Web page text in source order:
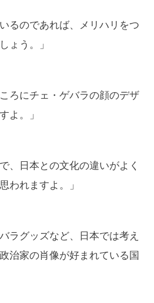
るのであれば、メリハリをつ
ょう。」
ろにチェ・ゲバラの顔のデザ
よ。」
、日本との文化の違いがよく
われますよ。」
ラグッズなど、日本では考え
治家の肖像が好まれている国